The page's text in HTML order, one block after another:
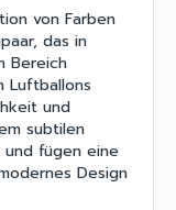
von Farben
das in
Bereich
Luftballons
und
subtilen
fügen eine
Design